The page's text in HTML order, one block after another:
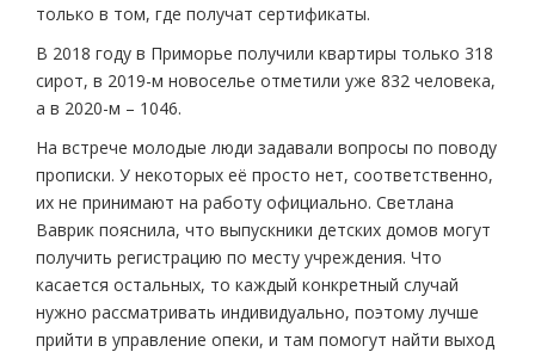
только в том, где получат сертификаты.
В 2018 году в Приморье получили квартиры только 318
сирот, в 2019-м новоселье отметили уже 832 человека,
а в 2020-м – 1046.
На встрече молодые люди задавали вопросы по поводу
прописки. У некоторых её просто нет, соответственно,
их не принимают на работу официально. Светлана
Ваврик пояснила, что выпускники детских домов могут
получить регистрацию по месту учреждения. Что
касается остальных, то каждый конкретный случай
нужно рассматривать индивидуально, поэтому лучше
прийти в управление опеки, и там помогут найти выход